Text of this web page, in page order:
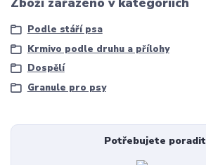
Podle stáří psa
Krmivo podle druhu a přílohy
Dospělí
Granule pro psy
Potřebujete